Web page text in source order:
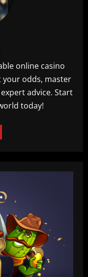
online casino
your odds, master
advice. Start
today!